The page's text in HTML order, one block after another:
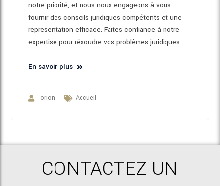
notre priorité, et nous nous engageons à vous
fournir des conseils juridiques compétents et une
représentation efficace. Faites confiance à notre
expertise pour résoudre vos problèmes juridiques.
En savoir plus
orion Accueil
CONTACTEZ UN